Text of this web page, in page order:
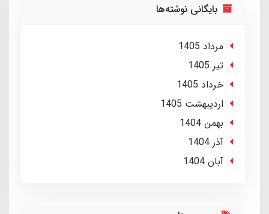
بایگانی نوشته‌ها
مرداد 1405
تير 1405
خرداد 1405
ارديبهشت 1405
بهمن 1404
آذر 1404
آبان 1404